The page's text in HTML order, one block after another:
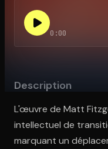
0:00
Description
L'œuvre de Matt
intellectuel de
marquant un